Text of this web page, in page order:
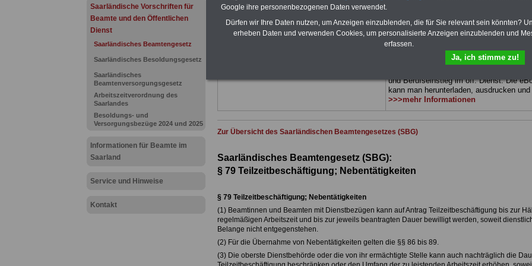
Saarländische Vorschriften für
Beamte und den Öffentlichen
Dienst
Saarländisches Beamtengesetz
Saarländisches Besoldungsgesetz
Saarländisches
Beamtenversorgungsgesetz
Arbeitszeitverordnung des
Saarlandes
Besoldungs- und
Versorgungsbezüge 2024 und 2025
Informationen für Beamte im
Saarland
Service und Hinweise
Kontakt
(Bund/Länder) sowie Beihilferecht in Bund und
gegliedert und erläutern auch komplizierte
Sachverhalte verständlich (auch geeignet für
Beamte sowie Tarifbeschäftigte des
Saarlandesgeeignet: Themen der ücher
Beamtenrecht, Besoldung, Beihilferecht,
ums Geld im öffentlichen Dienst,
Beamtenversorgungsrecht,
und Berufseinstieg im öff. Dienst. Die
kann man herunterladen, ausdrucken
>>>mehr Informationen
Zur Übersicht des Saarländischen Beamtengesetzes (SBG)
Saarländisches Beamtengesetz (SBG):
§ 79 Teilzeitbeschäftigung; Nebentätigkeiten
§ 79 Teilzeitbeschäftigung; Nebentätigkeiten
(1) Beamtinnen und Beamten mit Dienstbezügen kann auf Antrag Teilzeitbeschäftigung bis zur
regelmäßigen Arbeitszeit und bis zur jeweils beantragten Dauer bewilligt werden, soweit
Belange nicht entgegenstehen.
(2) Für die Übernahme von Nebentätigkeiten gelten die §§ 86 bis 89.
(3) Die oberste Dienstbehörde oder die von ihr ermächtigte Stelle kann auch nachträglich die
Google ihre personenbezogenen Daten verwendet.
Dürfen wir Ihre Daten nutzen, um Anzeigen einzublenden, die für Sie relevant sein könnten?
erheben Daten und verwenden Cookies, um personalisierte Anzeigen einzublenden und
erfassen.
Ja, ich stimme zu!